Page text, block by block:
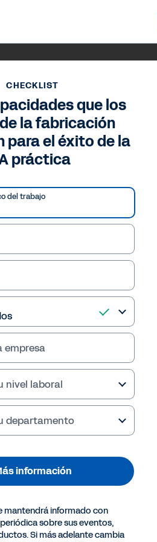
CHECKLIST
que los
la fabricación
para el éxito de la
práctica
del trabajo
empresa
nivel laboral
departamento
información
mantendrá informado con
sobre sus eventos,
Si más adelante cambia